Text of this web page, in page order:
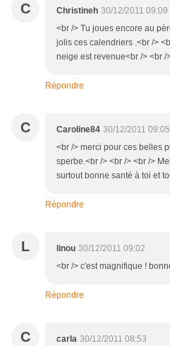
C Christineh 30/12/2011 09:09
<br /> Tu joues encore au
jolis ces calendriers .<br />
neige est revenue<br /> <br /
Répondre
C Caroline84 30/12/2011 09:05
<br /> merci pour ces belles
sperbe.<br /> <br /> <br />
surtout bonne santé à toi et
Répondre
L linou 30/12/2011 09:02
<br /> c'est magnifique !
Répondre
C carla 30/12/2011 08:53